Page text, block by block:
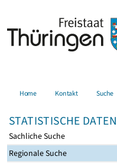
Home Kontakt Suche
STATISTISCHE DATEN
Sachliche Suche
Regionale Suche